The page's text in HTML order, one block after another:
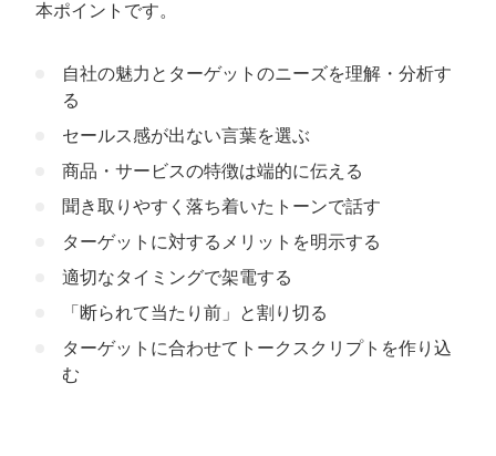
本ポイントです。
自社の魅力とターゲットのニーズを理解・分析す
る
セールス感が出ない言葉を選ぶ
商品・サービスの特徴は端的に伝える
聞き取りやすく落ち着いたトーンで話す
ターゲットに対するメリットを明示する
適切なタイミングで架電する
「断られて当たり前」と割り切る
ターゲットに合わせてトークスクリプトを作り込
む